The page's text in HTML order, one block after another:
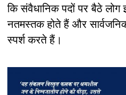
कि संवैधानिक पदों पर बैठे
नतमस्तक होते हैं और
स्पर्श करते हैं।